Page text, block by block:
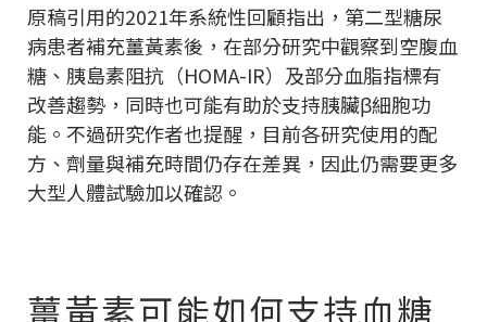
原稿引用的2021年系統性回顧指出，第二型糖尿
病患者補充薑黃素後，在部分研究中觀察到空腹血
糖、胰島素阻抗（HOMA-IR）及部分血脂指標有
改善趨勢，同時也可能有助於支持胰臟β細胞功
能。不過研究作者也提醒，目前各研究使用的配
方、劑量與補充時間仍存在差異，因此仍需要更多
大型人體試驗加以確認。
薑黃素可能如何支持血糖